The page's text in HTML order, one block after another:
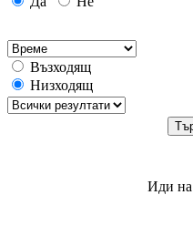
Възходящ
Низходящ
Иди